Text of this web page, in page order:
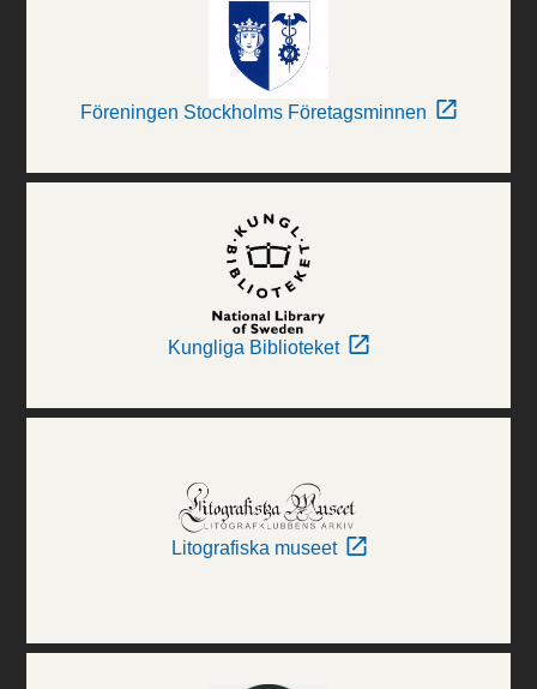
Föreningen Stockholms Företagsminnen
Kungliga Biblioteket
Litografiska museet